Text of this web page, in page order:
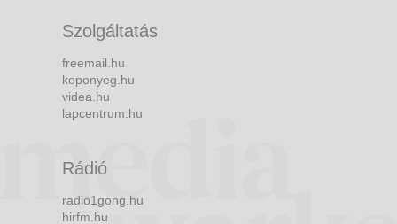
Szolgáltatás
freemail.hu
koponyeg.hu
videa.hu
lapcentrum.hu
Rádió
radio1gong.hu
hirfm.hu